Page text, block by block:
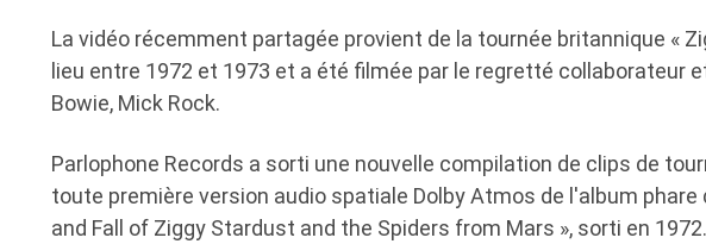
La vidéo récemment partagée provient de la tournée britannique «
lieu entre 1972 et 1973 et a été filmée par le regretté collaborateur
Bowie, Mick Rock.
Parlophone Records a sorti une nouvelle compilation de clips de
toute première version audio spatiale Dolby Atmos de l'album phare
and Fall of Ziggy Stardust and the Spiders from Mars », sorti en